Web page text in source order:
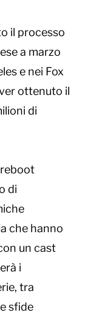
il processo
a marzo
e nei Fox
ottenuto il
di
di
che hanno
un cast
i
tra
sfide